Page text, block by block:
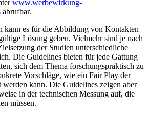
www.werbewirkung-
abrufbar.
kann es für die Abbildung von Kontakten
Lösung geben. Vielmehr sind je nach
der Studien unterschiedliche
Die Guidelines bieten für jede Gattung
sich dem Thema forschungspraktisch zu
Vorschläge, wie ein Fair Play der
werden kann. Die Guidelines zeigen aber
in der technischen Messung auf, die
müssen.